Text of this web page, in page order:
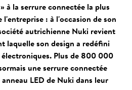
à la serrure connectée la plus
: à l'occasion de son
autrichienne Nuki revient
laquelle son design a redéfini
Plus de 800 000
une serrure connectée
LED de Nuki dans leur